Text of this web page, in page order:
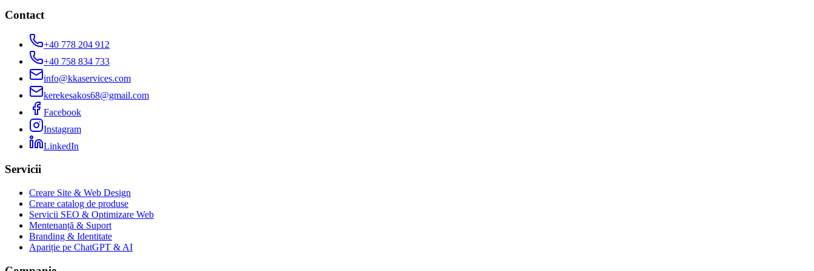
Contact
+40 778 204 912
+40 758 834 733
info@kkaservices.com
kerekesakos68@gmail.com
Facebook
Instagram
LinkedIn
Servicii
Creare Site & Web Design
Creare catalog de produse
Servicii SEO & Optimizare Web
Mentenanță & Suport
Branding & Identitate
Apariție pe ChatGPT & AI